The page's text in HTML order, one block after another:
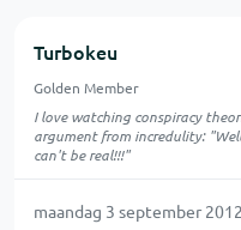
Turbokeu
Golden Member
I love watching conspiracy
argument from incredulity:
can't be real!!!"
maandag 3 september